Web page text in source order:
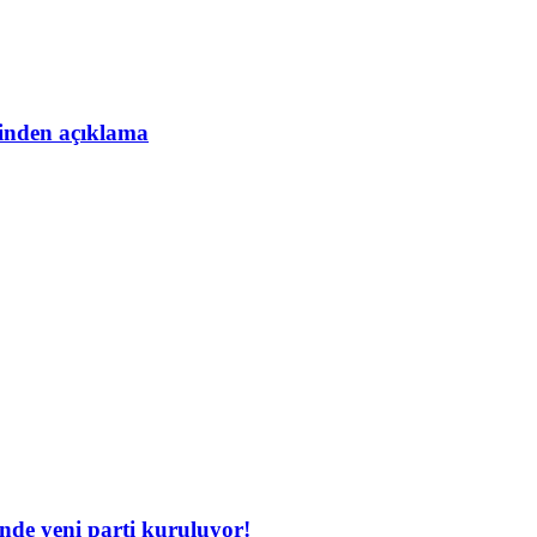
açıklama
yeni parti kuruluyor!